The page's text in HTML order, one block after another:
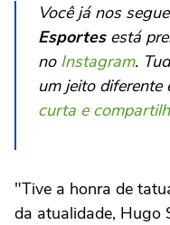
Você já nos
Esportesestá
no Instagram.
um jeito diferente
curta e
"Tive a honra de
da atualidade, Hugo